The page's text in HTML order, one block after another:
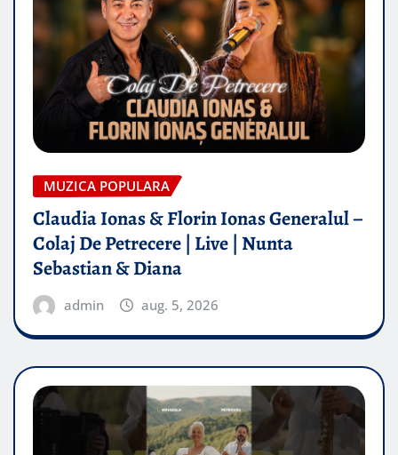
MUZICA POPULARA
Claudia Ionas & Florin Ionas Generalul –
Colaj De Petrecere | Live | Nunta
Sebastian & Diana
admin aug. 5, 2026